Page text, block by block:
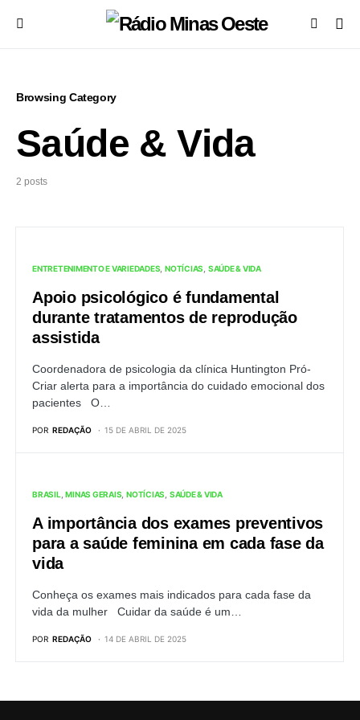
Browsing Category
Saúde & Vida
2 posts
ENTRETENIMENTO E VARIEDADES NOTÍCIAS SAÚDE & VIDA
Apoio psicológico é fundamental
durante tratamentos de reprodução
assistida
Coordenadora de psicologia da clínica Huntington Pró-
Criar alerta para a importância do cuidado emocional dos
pacientes O…
POR REDAÇÃO 15 DE ABRIL DE 2025
BRASIL MINAS GERAIS NOTÍCIAS SAÚDE & VIDA
A importância dos exames preventivos
para a saúde feminina em cada fase da
vida
Conheça os exames mais indicados para cada fase da
vida da mulher Cuidar da saúde é um…
POR REDAÇÃO 14 DE ABRIL DE 2025